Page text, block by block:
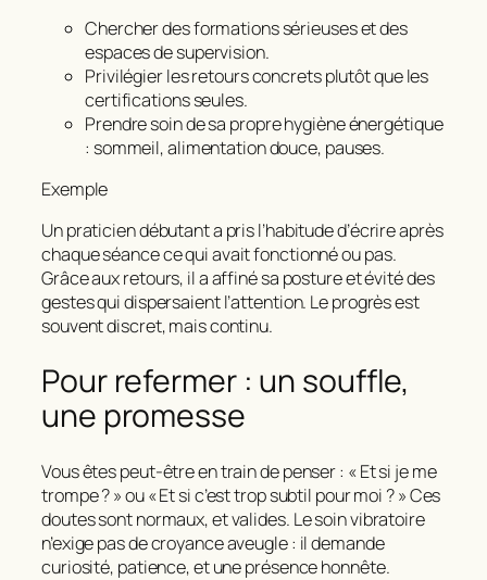
Chercher des formations sérieuses et des
espaces de supervision.
Privilégier les retours concrets plutôt que les
certifications seules.
Prendre soin de sa propre hygiène énergétique
: sommeil, alimentation douce, pauses.
Exemple
Un praticien débutant a pris l’habitude d’écrire après
chaque séance ce qui avait fonctionné ou pas.
Grâce aux retours, il a affiné sa posture et évité des
gestes qui dispersaient l’attention. Le progrès est
souvent discret, mais continu.
Pour refermer : un souffle,
une promesse
Vous êtes peut‑être en train de penser : « Et si je me
trompe ? » ou « Et si c’est trop subtil pour moi ? » Ces
doutes sont normaux, et valides. Le soin vibratoire
n’exige pas de croyance aveugle : il demande
curiosité, patience, et une présence honnête.